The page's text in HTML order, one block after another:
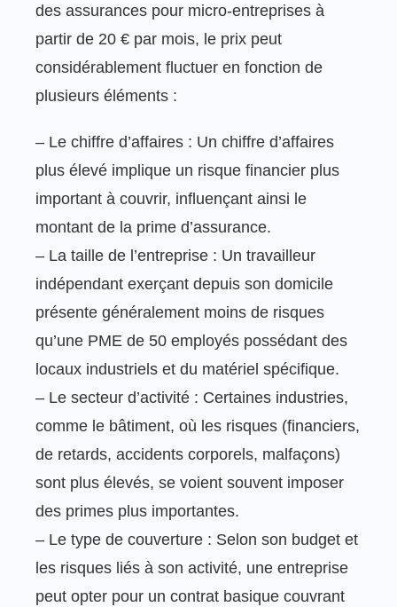
des assurances pour micro-entreprises à
partir de 20 € par mois, le prix peut
considérablement fluctuer en fonction de
plusieurs éléments :
– Le chiffre d’affaires : Un chiffre d’affaires
plus élevé implique un risque financier plus
important à couvrir, influençant ainsi le
montant de la prime d’assurance.
– La taille de l’entreprise : Un travailleur
indépendant exerçant depuis son domicile
présente généralement moins de risques
qu’une PME de 50 employés possédant des
locaux industriels et du matériel spécifique.
– Le secteur d’activité : Certaines industries,
comme le bâtiment, où les risques (financiers,
de retards, accidents corporels, malfaçons)
sont plus élevés, se voient souvent imposer
des primes plus importantes.
– Le type de couverture : Selon son budget et
les risques liés à son activité, une entreprise
peut opter pour un contrat basique couvrant